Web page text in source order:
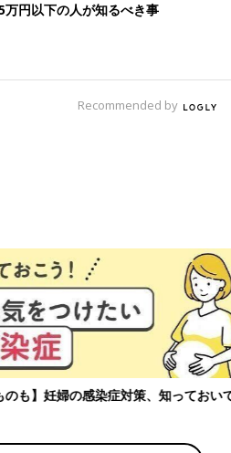
万円以下の人が知るべき事
Recommended by
妊婦の感染症対策、知っておいて！